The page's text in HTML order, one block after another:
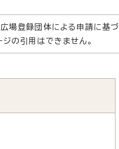
広場登録団体による申請に基づ
の引用はできません。